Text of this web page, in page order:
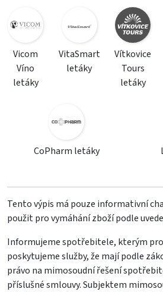
Vicom
Víno
letáky
VitaSmart
letáky
Vítkovice
Tours
letáky
CoPharm letáky
Tento výpis má pouze informativní
použit pro vymáhání zboží podle
Informujeme spotřebitele, kterým
poskytujeme služby, že mají podle
právo na mimosoudní řešení
příslušné smlouvy. Subjektem